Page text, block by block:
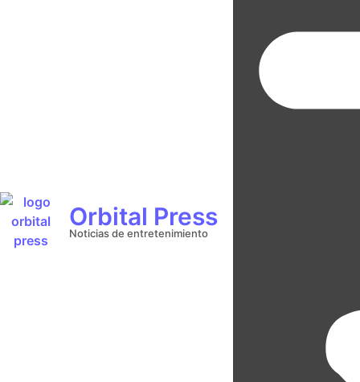
Orbital Press
Noticias de entretenimiento